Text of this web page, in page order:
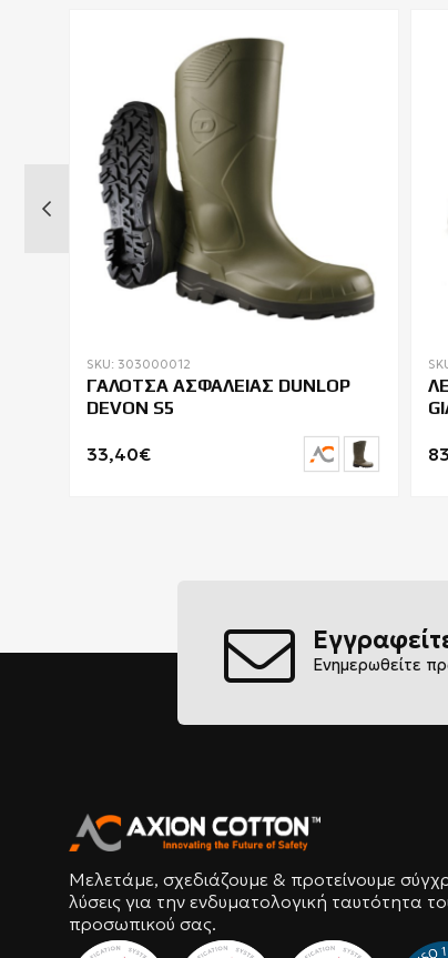
SKU: 303000012
ΓΑΛΟΤΣΑ ΑΣΦΑΛΕΙΑΣ DUNLOP
DEVON S5
33,40€
Ενημερωθείτε
Μελετάμε, σχεδιάζουμε & προτείνουμε
λύσεις για την ενδυματολογική ταυτότητα
προσωπικού σας.